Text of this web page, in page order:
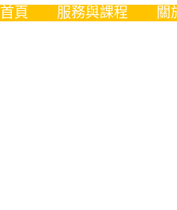
首頁 服務與課程 關